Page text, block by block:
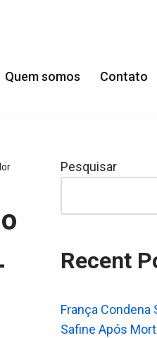
Quem somos Contato
Pesquisar
Recent
França Condena
Safine Após